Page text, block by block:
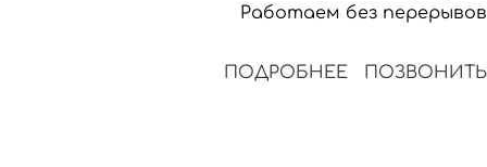
Работаем без перерывов
ПОДРОБНЕЕ ПОЗВОНИТЬ